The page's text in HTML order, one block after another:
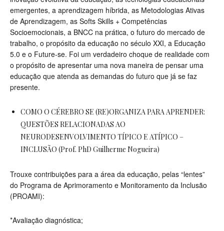
emergentes, a aprendizagem híbrida, as Metodologias Ativas
de Aprendizagem, as Softs Skills + Competências
Socioemocionais, a BNCC na prática, o futuro do mercado de
trabalho, o propósito da educação no século XXI, a Educação
5.0 e o Future-se. Foi um verdadeiro choque de realidade com
o propósito de apresentar uma nova maneira de pensar uma
educação que atenda as demandas do futuro que já se faz
presente.
COMO O CÉREBRO SE (RE)ORGANIZA PARA APRENDER:
QUESTÕES RELACIONADAS AO
NEURODESENVOLVIMENTO TÍPICO E ATÍPICO –
INCLUSÃO (Prof. PhD Guilherme Nogueira)
Trouxe contribuições para a área da educação, pelas “lentes”
do Programa de Aprimoramento e Monitoramento da Inclusão
(PROAMI):
*Avaliação diagnóstica;